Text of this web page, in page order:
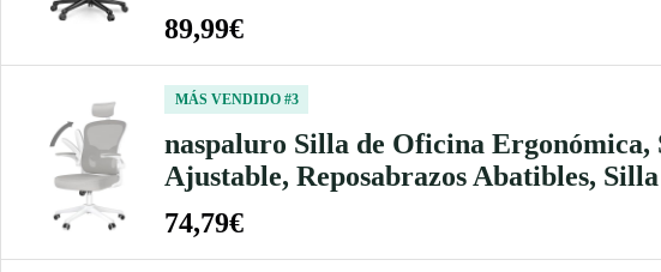
89,99€
MÁS VENDIDO #3
naspaluro Silla de Oficina Ergonómica,
Ajustable, Reposabrazos Abatibles,
74,79€